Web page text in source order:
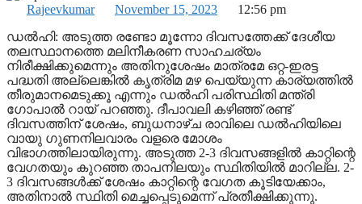
Rajeevkumar November 15, 2023
12:56 pm
ഡല്‍ഹി: അടുത്ത രണ്ടോ മൂന്നോ ദിവസത്തേക്ക് ദേശീയ
തലസ്ഥാനത്തെ മലിനീകരണ സാഹചര്യം
നിരീക്ഷിക്കുമെന്നും അതിനുശേഷം മാത്രമേ ഒറ്റ-ഇരട്ട
പദ്ധതി അല്ലെങ്കില്‍ കൃത്രിമ മഴ പെയ്യുന്ന കാര്യത്തില്‍
തീരുമാനമെടുക്കൂ എന്നും ഡല്‍ഹി പരിസ്ഥിതി മന്ത്രി
ഗോപാല്‍ റായ് പറഞ്ഞു. ദീപാവലി കഴിഞ്ഞ് രണ്ട്
ദിവസത്തിന് ശേഷം, ബുധനാഴ്ച രാവിലെ ഡല്‍ഹിയിലെ
വായു ഗുണനിലവാരം വളരെ മോശം
വിഭാഗത്തിലായിരുന്നു. അടുത്ത 2-3 ദിവസങ്ങളില്‍ കാറ്റിന്റെ
വേഗതയും കുറഞ്ഞ താപനിലയും സ്ഥിതിയില്‍ മാറില്ല. 2-
3 ദിവസങ്ങള്‍ക്ക് ശേഷം കാറ്റിന്റെ വേഗത കൂടിയേക്കാം,
അതിനാല്‍ സ്ഥിതി മെച്ചപ്പെടുമെന്ന് പ്രതീക്ഷിക്കുന്നു.